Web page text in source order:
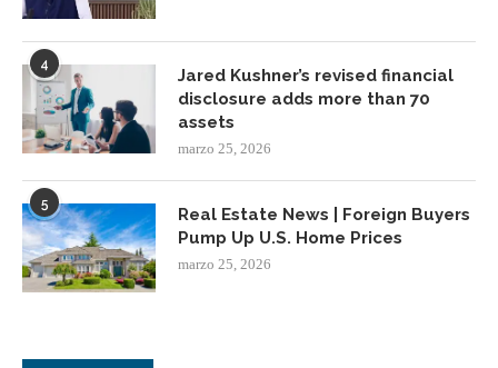
4
Jared Kushner’s revised financial
disclosure adds more than 70
assets
marzo 25, 2026
5
Real Estate News | Foreign Buyers
Pump Up U.S. Home Prices
marzo 25, 2026